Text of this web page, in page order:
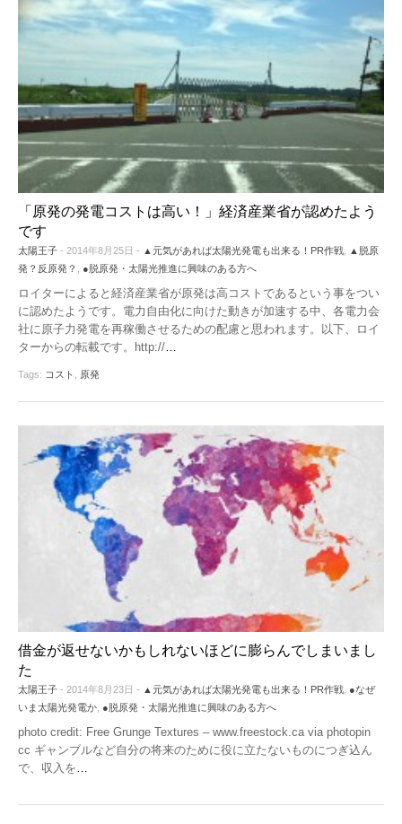
「原発の発電コストは高い！」経済産業省が認めたよう
です
太陽王子 - 2014年8月25日 - ▲元気があれば太陽光発電も出来る！PR作戦
▲脱原
発？反原発？
●脱原発・太陽光推進に興味のある方へ
ロイターによると経済産業省が原発は高コストであるという事をつい
に認めたようです。電力自由化に向けた動きが加速する中、各電力会
社に原子力発電を再稼働させるための配慮と思われます。以下、ロイ
ターからの転載です。http://
Tags: コスト 原発
借金が返せないかもしれないほどに膨らんでしまいまし
た
太陽王子 - 2014年8月23日 - ▲元気があれば太陽光発電も出来る！PR作戦 ●なぜ
いま太陽光発電か ●脱原発・太陽光推進に興味のある方へ
photo credit: Free Grunge Textures – www.freestock.ca via photopin
cc ギャンブルなど自分の将来のために役に立たないものにつぎ込ん
で、収入を…